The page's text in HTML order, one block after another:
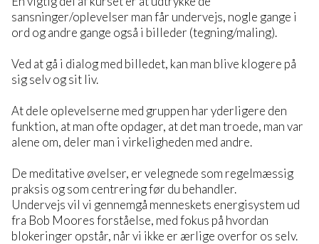
sansninger/oplevelser man får undervejs, nogle gange i
ord og andre gange også i billeder (tegning/maling).
Ved at gå i dialog med billedet, kan man blive klogere på
sig selv og sit liv.
At dele oplevelserne med gruppen har yderligere den
funktion, at man ofte opdager, at det man troede, man var
alene om, deler man i virkeligheden med andre.
De meditative øvelser, er velegnede som regelmæssig
praksis og som centrering før du behandler.
Undervejs vil vi gennemgå menneskets energisystem ud
fra Bob Moores forståelse, med fokus på hvordan
blokeringer opstår, når vi ikke er ærlige overfor os selv.